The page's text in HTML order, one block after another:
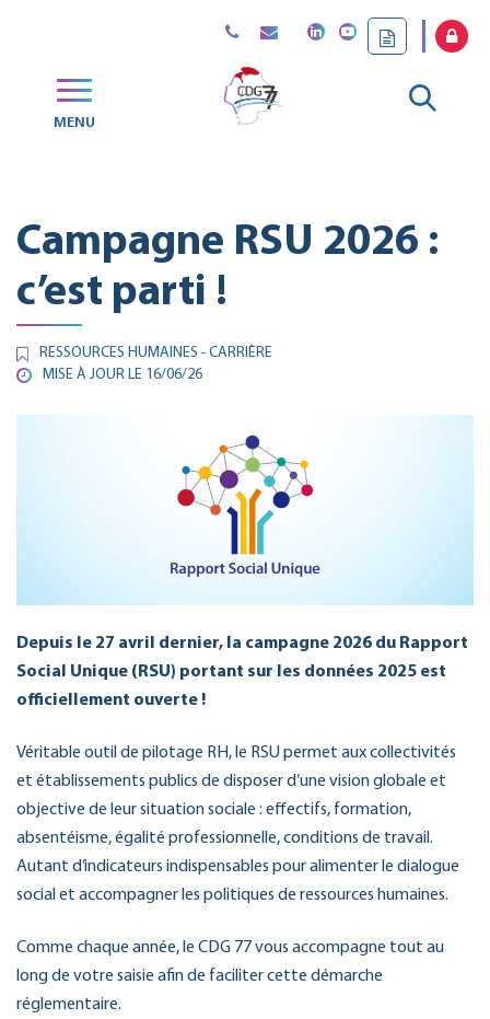
MENU
Aller
Campagne RSU 2026 :
c’est parti !
RESSOURCES HUMAINES - CARRIÈRE
MISE À JOUR LE 16/06/26
Depuis le 27 avril dernier, la campagne 2026 du Rapport
Social Unique (RSU) portant sur les données 2025 est
officiellement ouverte !
Véritable outil de pilotage RH, le RSU permet aux collectivités
et établissements publics de disposer d’une vision globale et
objective de leur situation sociale : effectifs, formation,
absentéisme, égalité professionnelle, conditions de travail.
Autant d’indicateurs indispensables pour alimenter le dialogue
social et accompagner les politiques de ressources humaines.
Comme chaque année, le CDG 77 vous accompagne tout au
long de votre saisie afin de faciliter cette démarche
réglementaire.